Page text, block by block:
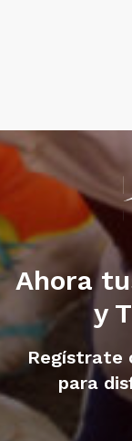
Ahora
y
Regístrate
para